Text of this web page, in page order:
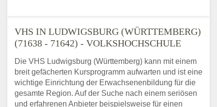
VHS IN LUDWIGSBURG (WÜRTTEMBERG)
(71638 - 71642) - VOLKSHOCHSCHULE
Die VHS Ludwigsburg (Württemberg) kann mit einem
breit gefächerten Kursprogramm aufwarten und ist eine
wichtige Einrichtung der Erwachsenenbildung für die
gesamte Region. Auf der Suche nach einem seriösen
und erfahrenen Anbieter beispielsweise für einen